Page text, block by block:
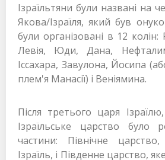
Ізраїльтяни були названі на
Якова/Ізраїля, який був
були організовані в 12
Левія, Юди, Дана,
Іссахара, Завулона, Йосипа
плем'я Манасії) і Веніямина.
Після третього царя
Ізраїльське царство було
частини: Північне
Ізраїль, і Південне царство,